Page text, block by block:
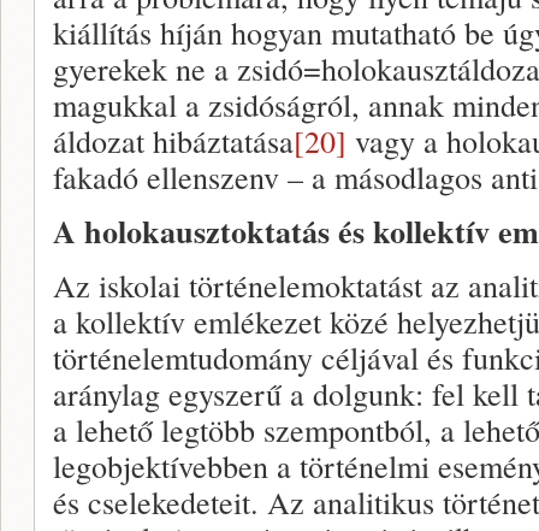
kiállítás híján hogyan mutatható be
gyerekek ne a
magukkal a zsidóságról, annak
áldozat hibáztatása[20] vagy a
fakadó ellenszenv – a másodlagos
A holokausztoktatás és kollektív
Az iskolai történelemoktatást az
a kollektív emlékezet közé
történelemtudomány céljával és
aránylag egyszerű a dolgunk: fel kell
a lehető legtöbb szempontból, a
legobjektívebben a történelmi
és cselekedeteit. Az analitikus